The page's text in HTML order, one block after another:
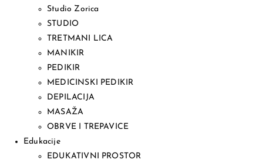
Studio Zorica
STUDIO
TRETMANI LICA
MANIKIR
PEDIKIR
MEDICINSKI PEDIKIR
DEPILACIJA
MASAŽA
OBRVE I TREPAVICE
Edukacije
EDUKATIVNI PROSTOR